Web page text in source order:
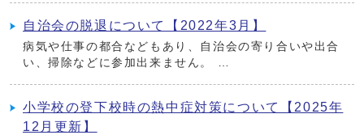
自治会の脱退について【2022年3月】
病気や仕事の都合などもあり、自治会の寄り合いや出合
い、掃除などに参加出来ません。 …
小学校の登下校時の熱中症対策について【2025年
12月更新】